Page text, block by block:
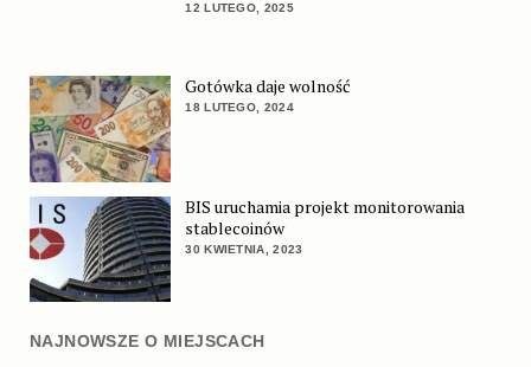
12 LUTEGO, 2025
Gotówka daje wolność
18 LUTEGO, 2024
BIS uruchamia projekt monitorowania
stablecoinów
30 KWIETNIA, 2023
NAJNOWSZE O MIEJSCACH